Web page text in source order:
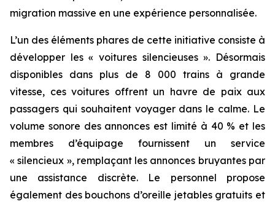
migration massive en une expérience personnalisée.
L’un des éléments phares de cette initiative consiste à
développer les « voitures silencieuses ». Désormais
disponibles dans plus de 8 000 trains à grande
vitesse, ces voitures offrent un havre de paix aux
passagers qui souhaitent voyager dans le calme. Le
volume sonore des annonces est limité à 40 % et les
membres d’équipage fournissent un service
« silencieux », remplaçant les annonces bruyantes par
une assistance discrète. Le personnel propose
également des bouchons d’oreille jetables gratuits et